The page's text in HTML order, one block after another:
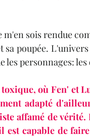
sois rendue
poupée.
les personnages:
où Fen' et
adapté
affamé de
est capable de